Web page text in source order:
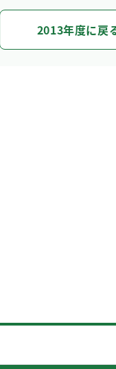
2013年度に戻